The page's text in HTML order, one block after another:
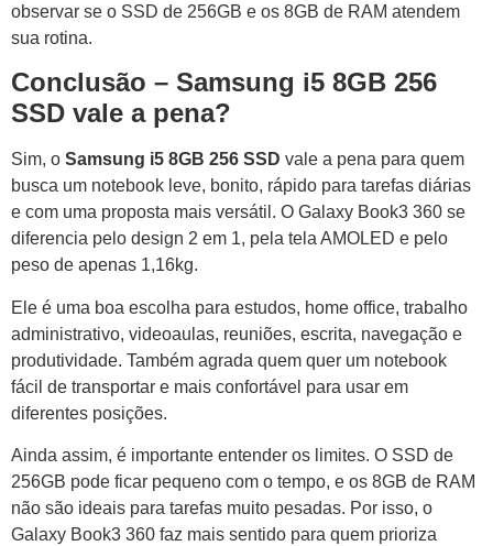
observar se o SSD de 256GB e os 8GB de RAM atendem
sua rotina.
Conclusão – Samsung i5 8GB 256
SSD vale a pena?
Sim, o Samsung i5 8GB 256 SSD vale a pena para quem
busca um notebook leve, bonito, rápido para tarefas diárias
e com uma proposta mais versátil. O Galaxy Book3 360 se
diferencia pelo design 2 em 1, pela tela AMOLED e pelo
peso de apenas 1,16kg.
Ele é uma boa escolha para estudos, home office, trabalho
administrativo, videoaulas, reuniões, escrita, navegação e
produtividade. Também agrada quem quer um notebook
fácil de transportar e mais confortável para usar em
diferentes posições.
Ainda assim, é importante entender os limites. O SSD de
256GB pode ficar pequeno com o tempo, e os 8GB de RAM
não são ideais para tarefas muito pesadas. Por isso, o
Galaxy Book3 360 faz mais sentido para quem prioriza